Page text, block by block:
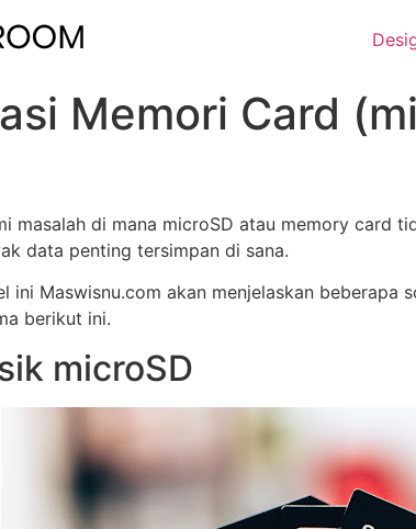
Memori Card
masalah di mana microSD atau memory card
data penting tersimpan di sana.
Maswisnu.com akan menjelaskan beberapa
berikut ini.
microSD